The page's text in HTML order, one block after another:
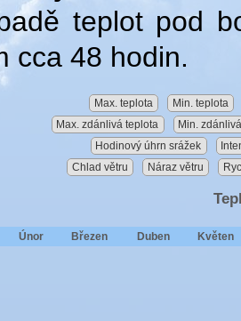
teplot pod
cca 48 hodin.
Max. teplota
Min. teplota
Max. zdánlivá teplota
Min.
Hodinový úhrn srážek
Chlad větru
Náraz větru
Únor Březen Duben
Květen